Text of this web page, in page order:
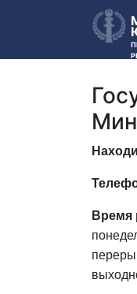
Время